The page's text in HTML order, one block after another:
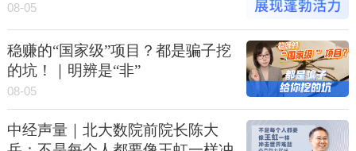
08-05
稳赚的“国家级”项目？都是骗子挖
的坑！｜明辨是“非”
08-05
中经声量｜北大数院前院长陈大